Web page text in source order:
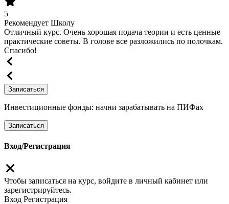
5
Рекомендует Школу
Отличный курс. Очень хорошая подача теории и есть ценные
практические советы. В голове все разложились по полочкам.
Спасибо!
Записаться
Инвестиционные фонды: начни зарабатывать на ПИФах
Записаться
Вход/Регистрация
Чтобы записаться на курс, войдите в личный кабинет или
зарегистрируйтесь.
Вход Регистрация